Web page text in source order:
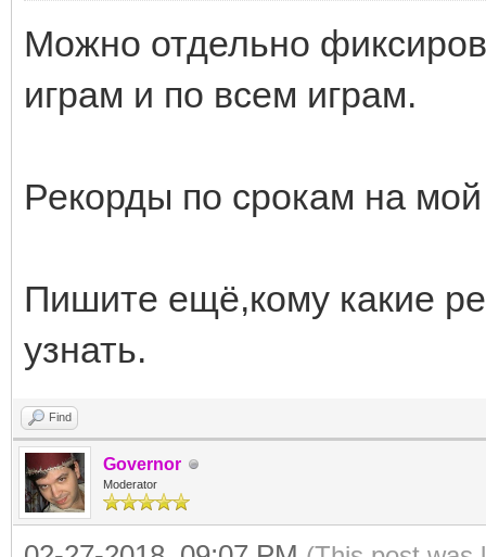
Можно отдельно
играм и по всем играм.
Рекорды по срокам на
Пишите ещё,кому какие
узнать.
Find
Governor
Moderator